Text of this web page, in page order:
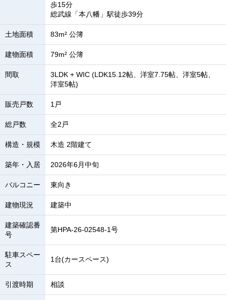
歩15分
総武線「本八幡」駅徒歩39分
土地面積 83m² 公簿
建物面積 79m² 公簿
間取
3LDK + WIC (LDK15.12帖、洋室7.75帖、洋室5帖、
洋室5帖)
販売戸数 1戸
総戸数 全2戸
構造・規模 木造 2階建て
築年・入居 2026年6月中旬
バルコニー 東向き
建物現況 建築中
建築確認番
号
第HPA-26-02548-1号
駐車スペー
ス
1台(カースペース)
引渡時期 相談